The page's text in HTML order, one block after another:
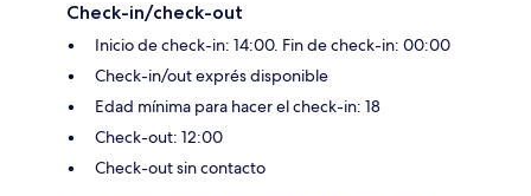
Check-in/check-out
Inicio de check-in: 14:00. Fin de check-in: 00:00
Check-in/out exprés disponible
Edad mínima para hacer el check-in: 18
Check-out: 12:00
Check-out sin contacto